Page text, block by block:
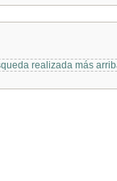
realizada más